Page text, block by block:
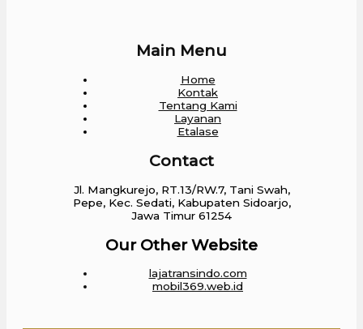
Main Menu
Home
Kontak
Tentang Kami
Layanan
Etalase
Contact
Jl. Mangkurejo, RT.13/RW.7, Tani Swah,
Pepe, Kec. Sedati, Kabupaten Sidoarjo,
Jawa Timur 61254
Our Other Website
lajatransindo.com
mobil369.web.id